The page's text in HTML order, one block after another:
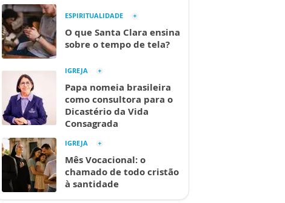
ESPIRITUALIDADE
O que Santa Clara ensina
sobre o tempo de tela?
IGREJA
Papa nomeia brasileira
como consultora para o
Dicastério da Vida
Consagrada
IGREJA
Mês Vocacional: o
chamado de todo cristão
à santidade